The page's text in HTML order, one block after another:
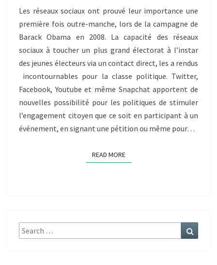
RÉSEAUX
SOCIAUX
Les réseaux sociaux ont prouvé leur importance une
première fois outre-manche, lors de la campagne de
Barack Obama en 2008. La capacité des réseaux
sociaux à toucher un plus grand électorat à l’instar
des jeunes électeurs via un contact direct, les a rendus
incontournables pour la classe politique. Twitter,
Facebook, Youtube et même Snapchat apportent de
nouvelles possibilité pour les politiques de stimuler
l’engagement citoyen que ce soit en participant à un
événement, en signant une pétition ou même pour…
READ MOREREAD MORE
Search
for: